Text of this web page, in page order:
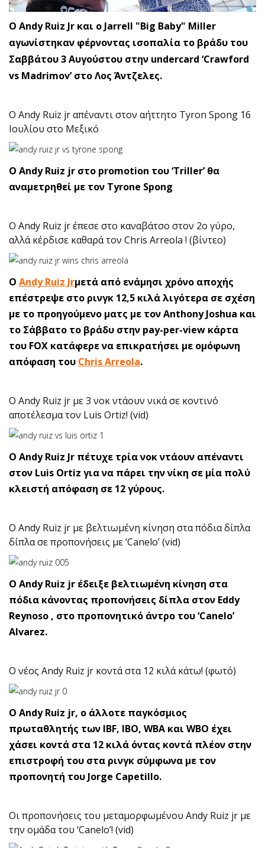
Ο Andy Ruiz Jr και ο Jarrell "Big Baby" Miller
αγωνίστηκαν φέρνοντας ισοπαλία το βράδυ του
Σαββάτου 3 Αυγούστου στην undercard ‘Crawford
vs Madrimov’ στο Λος Άντζελες.
Ο Andy Ruiz jr απέναντι στον αήττητο Tyron Spong 16
Ιουλίου στο Μεξικό
O Andy Ruiz jr στο promotion του ‘Triller’ θα
αναμετρηθεί με τον Tyrone Spong
Ο Andy Ruiz jr έπεσε στο καναβάτσο στον 2ο γύρο,
αλλά κέρδισε καθαρά τον Chris Arreola ! (βίντεο)
Ο Andy Ruiz Jrμετά από ενάμησι χρόνο αποχής
επέστρεψε στο ρινγκ 12,5 κιλά λιγότερα σε σχέση
με το προηγούμενο ματς με τον Anthony Joshua και
το Σάββατο το βράδυ στην pay-per-view κάρτα
του FOX κατάφερε να επικρατήσει με ομόφωνη
απόφαση του Chris Arreola.
Ο Andy Ruiz jr με 3 νοκ ντάουν νικά σε κοντινό
αποτέλεσμα τον Luis Ortiz! (vid)
Ο Andy Ruiz Jr πέτυχε τρία νοκ ντάουν απέναντι
στον Luis Ortiz για να πάρει την νίκη σε μία πολύ
κλειστή απόφαση σε 12 γύρους.
Ο Andy Ruiz jr με βελτιωμένη κίνηση στα πόδια δίπλα
δίπλα σε προπονήσεις με ‘Canelo’ (vid)
Ο Andy Ruiz jr έδειξε βελτιωμένη κίνηση στα
πόδια κάνοντας προπονήσεις δίπλα στον Eddy
Reynoso , στο προπονητικό άντρο του ‘Canelo’
Alvarez.
Ο νέος Andy Ruiz jr κοντά στα 12 κιλά κάτω! (φωτό)
O Andy Ruiz jr, ο άλλοτε παγκόσμιος
πρωταθλητής των IBF, IBO, WBA και WBO έχει
χάσει κοντά στα 12 κιλά όντας κοντά πλέον στην
επιστροφή του στα ρινγκ σύμφωνα με τον
προπονητή του Jorge Capetillo.
Οι προπονήσεις του μεταμορφωμένου Andy Ruiz jr με
την ομάδα του ‘Canelo’! (vid)